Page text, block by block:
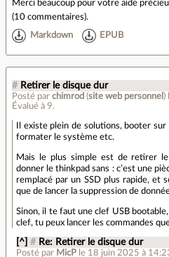
Merci beaucoup pour votre aide
(10 commentaires).
Markdown EPUB
# Retirer le disque dur
Posté par chimrod (site web personnel )
Évalué à 9.
Il existe plein de solutions, booter
formater le système etc.
Mais le plus simple est de retirer
donner le thinkpad sans : c’est une
remplacé par un SSD plus rapide, et
que de lancer la suppression de
Sinon, il te faut une clef USB
clef, tu peux lancer les commandes
[^] # Re: Retirer le disque dur
Posté par MicP le 18 juin 2025 à